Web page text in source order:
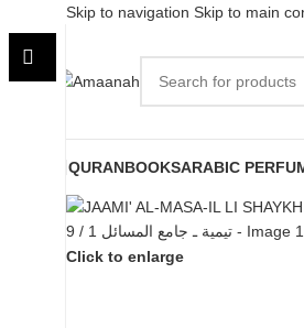
Skip to navigation Skip to main
QURANBOOKSARABIC
Click to enlarge